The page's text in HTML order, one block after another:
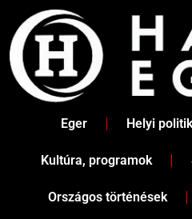
content
Eger Helyi
Kultúra, programok
Országos történések